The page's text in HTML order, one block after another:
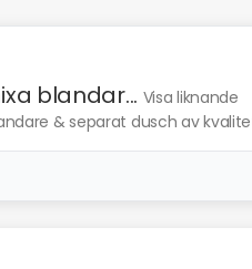
blandar... Visa liknande
& separat dusch av